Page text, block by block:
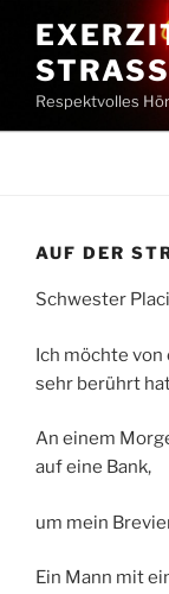
Inhalt
springenSTRASSE
Respektvolles
AUF DER
Schwester
Ich möchte
sehr berührt
An einem
auf eine Bank,
um mein
Ein Mann mit